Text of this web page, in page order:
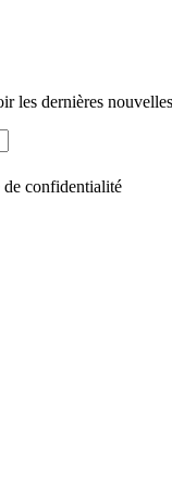
les dernières nouvelles
confidentialité